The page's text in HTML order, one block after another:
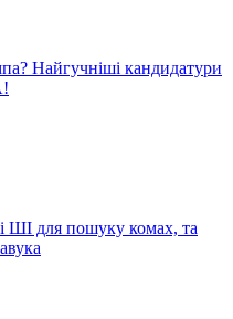
Найгучніші кандидатури
ШІ для пошуку комах, та